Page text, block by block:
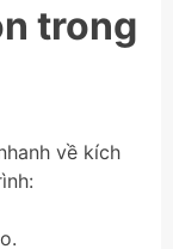
trong
về kích